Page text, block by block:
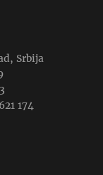
Srbija
174